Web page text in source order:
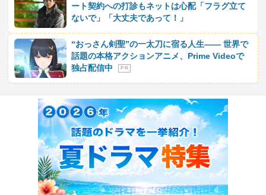
ート契約への打診もネットは心配「フラグ立て
ないで」「大丈夫であって！」
“おっさん剣聖”の一太刀に宿る人生―― 世界で
話題の本格アクションアニメ、Prime Videoで
独占配信中
P R